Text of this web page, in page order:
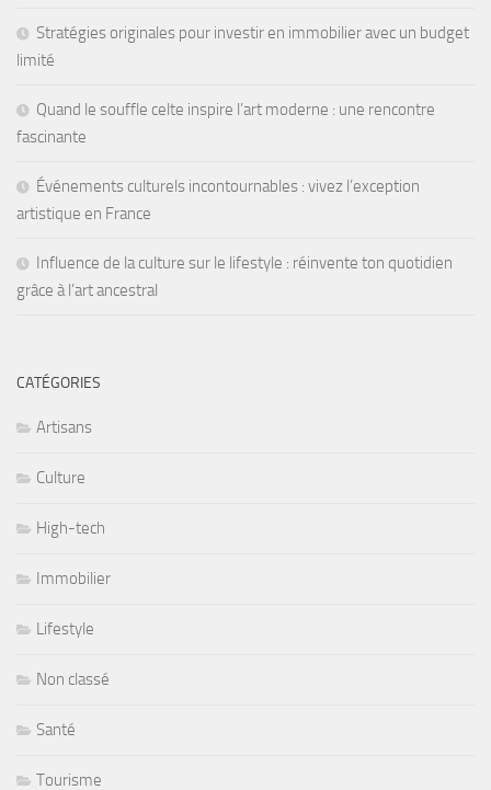
Stratégies originales pour investir en immobilier avec un budget
limité
Quand le souffle celte inspire l’art moderne : une rencontre
fascinante
Événements culturels incontournables : vivez l’exception
artistique en France
Influence de la culture sur le lifestyle : réinvente ton quotidien
grâce à l’art ancestral
CATÉGORIES
Artisans
Culture
High-tech
Immobilier
Lifestyle
Non classé
Santé
Tourisme